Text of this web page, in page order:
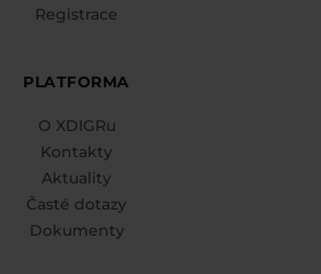
Registrace
PLATFORMA
O XDIGRu
Kontakty
Aktuality
Časté dotazy
Dokumenty